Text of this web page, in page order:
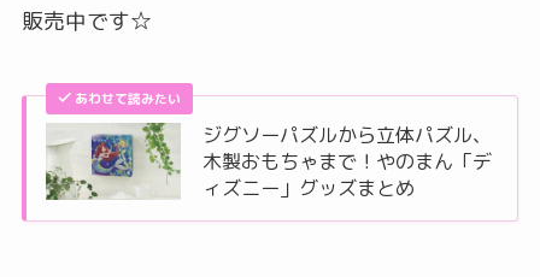
販売中です☆
あわせて読みたい
ジグソーパズルから立体パズル、
木製おもちゃまで！やのまん「デ
ィズニー」グッズまとめ